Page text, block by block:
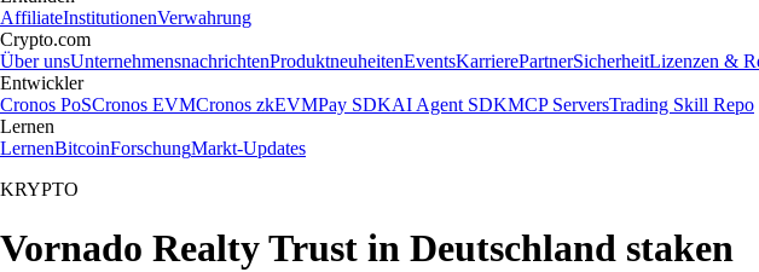
AffiliateInstitutionenVerwahrung
Crypto.com
Über unsUnternehmensnachrichtenProduktneuheitenEventsKarrierePartnerSicherheitLizenzen &
Entwickler
Cronos PoSCronos EVMCronos zkEVMPay SDKAI Agent SDKMCP ServersTrading Skill Repo
Lernen
LernenBitcoinForschungMarkt-Updates
KRYPTO
Vornado Realty Trust in Deutschland staken